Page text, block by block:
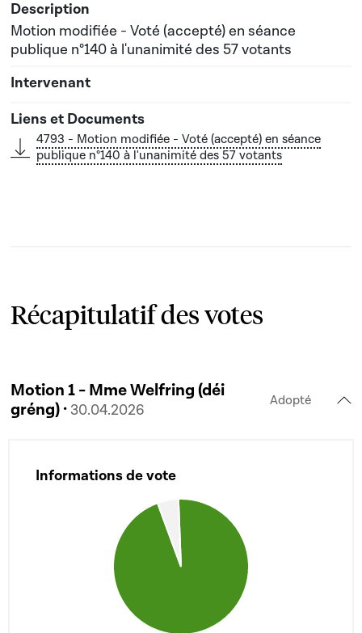
Motion modifiée - Voté (accepté) en séance
publique n°140 à l'unanimité des 57 votants
4793 - Motion modifiée - Voté (accepté) en séance
publique n°140 à l'unanimité des 57 votants
Récapitulatif des votes
Motion 1 - Mme Welfring (déi
gréng) · 30.04.2026
Adopté
Informations de vote